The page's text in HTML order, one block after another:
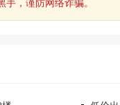
，谨防网络诈骗。